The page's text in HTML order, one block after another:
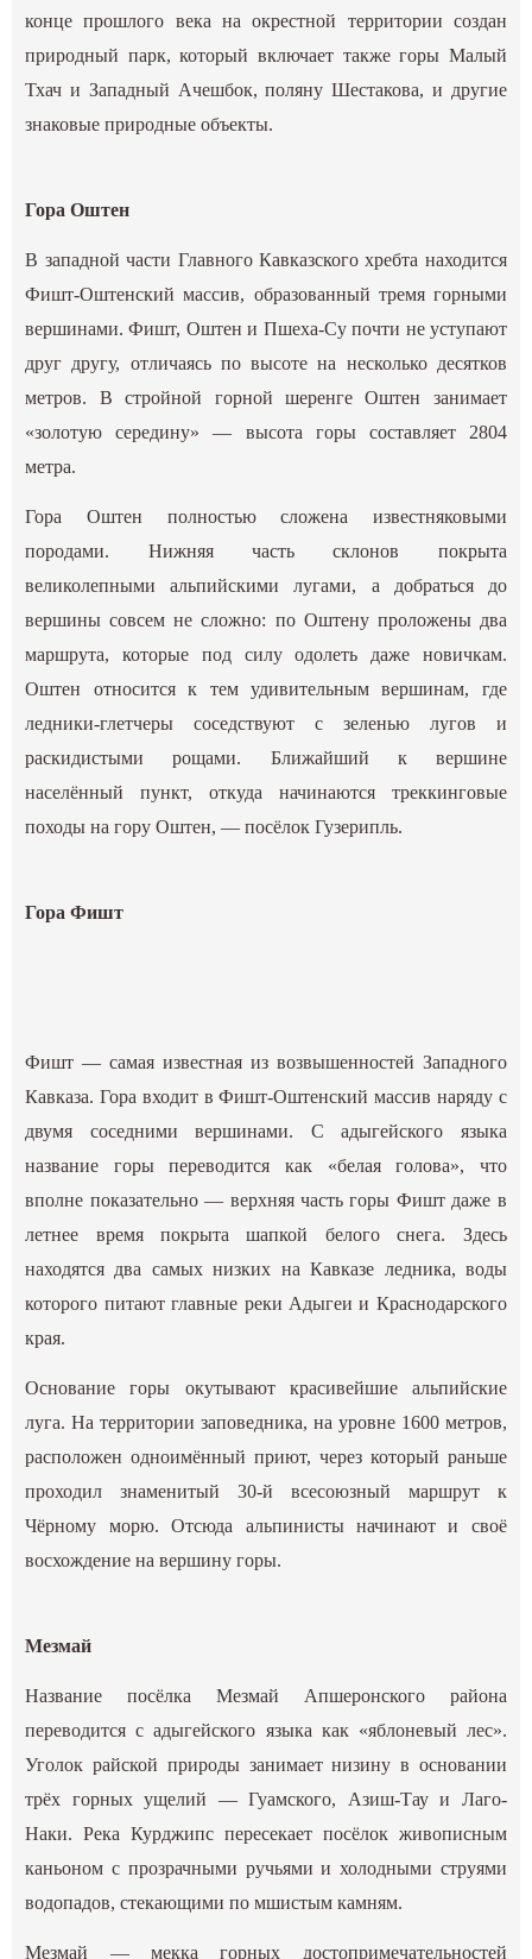
Вся лента
Теги
конце прошлого века на окрестной территории создан
природный парк, который включает также горы Малый
Тхач и Западный Ачешбок, поляну Шестакова, и другие
знаковые природные объекты.
Гора Оштен
В западной части Главного Кавказского хребта находится
Фишт-Оштенский массив, образованный тремя горными
вершинами. Фишт, Оштен и Пшеха-Су почти не уступают
друг другу, отличаясь по высоте на несколько десятков
метров. В стройной горной шеренге Оштен занимает
«золотую середину» — высота горы составляет 2804
метра.
Гора Оштен полностью сложена известняковыми
породами. Нижняя часть склонов покрыта
великолепными альпийскими лугами, а добраться до
вершины совсем не сложно: по Оштену проложены два
маршрута, которые под силу одолеть даже новичкам.
Оштен относится к тем удивительным вершинам, где
ледники-глетчеры соседствуют с зеленью лугов и
раскидистыми рощами. Ближайший к вершине
населённый пункт, откуда начинаются треккинговые
походы на гору Оштен, — посёлок Гузерипль.
Гора Фишт
Фишт — самая известная из возвышенностей Западного
Кавказа. Гора входит в Фишт-Оштенский массив наряду с
двумя соседними вершинами. С адыгейского языка
название горы переводится как «белая голова», что
вполне показательно — верхняя часть горы Фишт даже в
летнее время покрыта шапкой белого снега. Здесь
находятся два самых низких на Кавказе ледника, воды
которого питают главные реки Адыгеи и Краснодарского
края.
Основание горы окутывают красивейшие альпийские
луга. На территории заповедника, на уровне 1600 метров,
расположен одноимённый приют, через который раньше
проходил знаменитый 30-й всесоюзный маршрут к
Чёрному морю. Отсюда альпинисты начинают и своё
восхождение на вершину горы.
Мезмай
Название посёлка Мезмай Апшеронского района
переводится с адыгейского языка как «яблоневый лес».
Уголок райской природы занимает низину в основании
трёх горных ущелий — Гуамского, Азиш-Тау и Лаго-
Наки. Река Курджипс пересекает посёлок живописным
каньоном с прозрачными ручьями и холодными струями
водопадов, стекающими по мшистым камням.
Мезмай — мекка горных достопримечательностей